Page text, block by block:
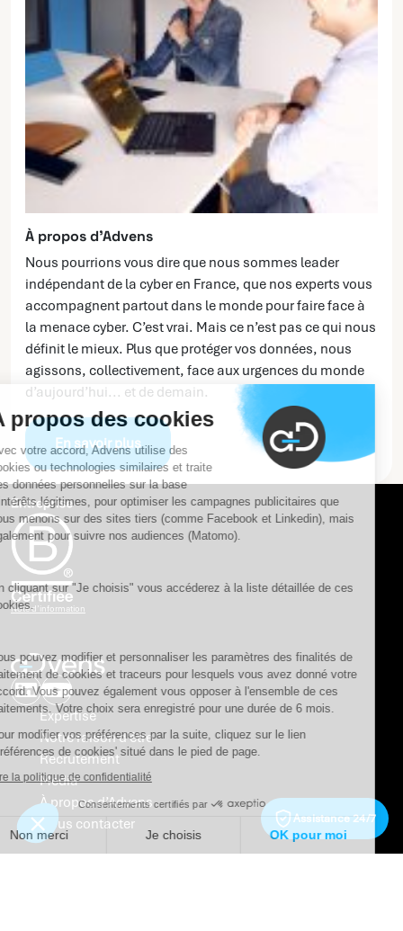
A propos des cookies
Avec votre accord, Advens utilise des
cookies ou technologies similaires et traite
des données personnelles sur la base
d'intérêts légitimes, pour optimiser les campagnes publicitaires que
nous menons sur des sites tiers (comme Facebook et Linkedin), mais
également pour suivre nos audiences (Matomo).
En cliquant sur "Je choisis" vous accéderez à la liste détaillée de ces
cookies.
Vous pouvez modifier et personnaliser les paramètres des finalités de
traitement de cookies et traceurs pour lesquels vous avez donné votre
accord. Vous pouvez également vous opposer à l'ensemble de ces
traitements. Votre choix sera enregistré pour une durée de 6 mois.
Pour modifier vos préférences par la suite, cliquez sur le lien
'Préférences de cookies' situé dans le pied de page.
Lire la politique de confidentialité
Consentements certifiés par
Non merci Je choisis OK pour moi
À propos d’Advens
Nous pourrions vous dire que nous sommes leader
indépendant de la cyber en France, que nos experts vous
accompagnent partout dans le monde pour faire face à
la menace cyber. C’est vrai. Mais ce n’est pas ce qui nous
définit le mieux. Plus que protéger vos données, nous
agissons, collectivement, face aux urgences du monde
d’aujourd’hui... et de demain.
En savoir plus
Note d’information
Expertise
Notre raison d’être
Recrutement
Media
À propos d’Advens
Nous contacter
Qu'est-ce qu'un SOC ?
Assistance 24/7